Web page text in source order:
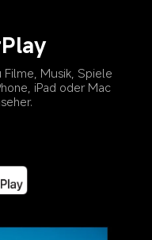
Musik, Spiele
iPad oder Mac